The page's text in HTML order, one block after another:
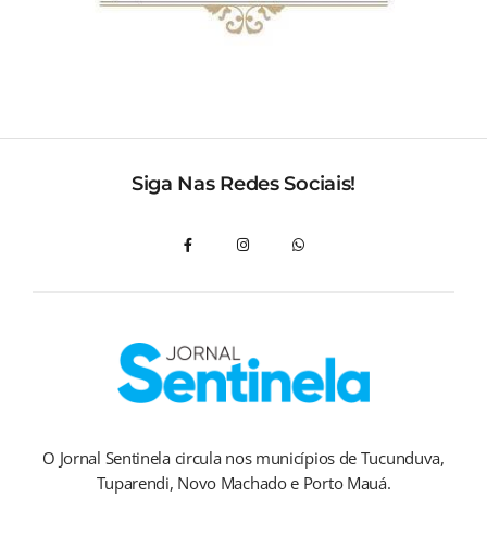
Siga Nas Redes Sociais!
O Jornal Sentinela circula nos municípios de Tucunduva,
Tuparendi, Novo Machado e Porto Mauá.